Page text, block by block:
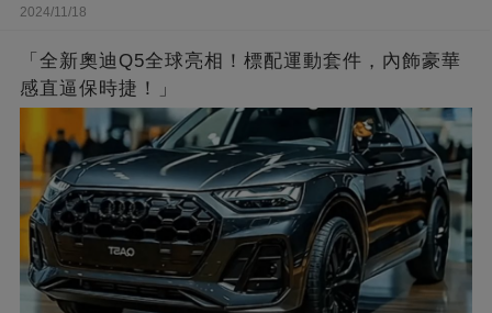
2024/11/18
「全新奧迪Q5全球亮相！標配運動套件，內飾豪華
感直逼保時捷！」